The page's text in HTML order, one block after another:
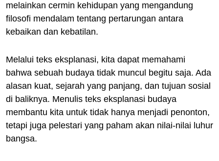
melainkan cermin kehidupan yang mengandung
filosofi mendalam tentang pertarungan antara
kebaikan dan kebatilan.
Melalui teks eksplanasi, kita dapat memahami
bahwa sebuah budaya tidak muncul begitu saja. Ada
alasan kuat, sejarah yang panjang, dan tujuan sosial
di baliknya. Menulis teks eksplanasi budaya
membantu kita untuk tidak hanya menjadi penonton,
tetapi juga pelestari yang paham akan nilai-nilai luhur
bangsa.